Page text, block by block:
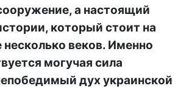
а настоящий
который стоит на
веков. Именно
могучая сила
дух украинской